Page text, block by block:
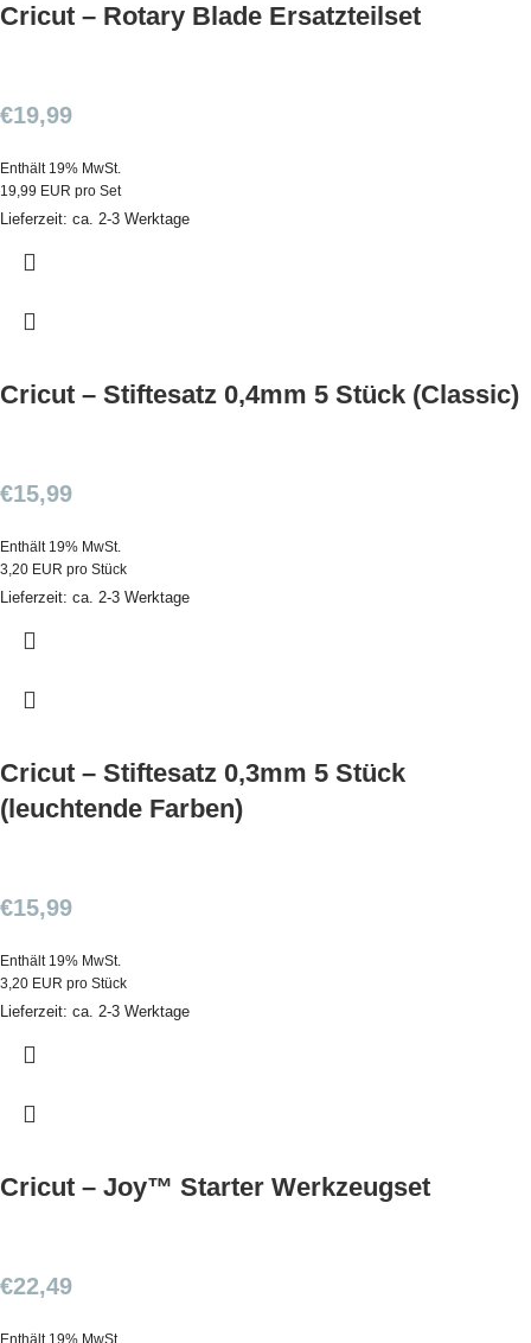
Cricut – Rotary Blade Ersatzteilset
€19,99
Enthält 19% MwSt.
19,99 EUR pro Set
Lieferzeit: ca. 2-3 Werktage
Cricut – Stiftesatz 0,4mm 5 Stück (Classic)
€15,99
Enthält 19% MwSt.
3,20 EUR pro Stück
Lieferzeit: ca. 2-3 Werktage
Cricut – Stiftesatz 0,3mm 5 Stück
(leuchtende Farben)
€15,99
Enthält 19% MwSt.
3,20 EUR pro Stück
Lieferzeit: ca. 2-3 Werktage
Cricut – Joy™ Starter Werkzeugset
€22,49